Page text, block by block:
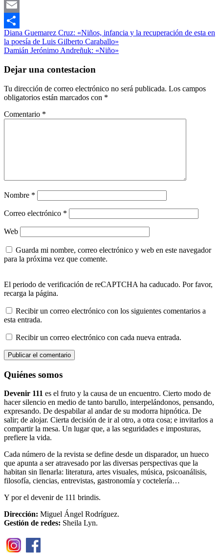
Twitter
Email
Compartir
Literatura
Poesía
Navegación
de
Entrada
anterior:
Diana Guemarez Cruz: «Niños, infancia y la recuperación de esta en
la poesía de Luis Gilberto Caraballo»
Siguiente
Damián Jerónimo Andreñuk: «Niño»
Dejar una contestacion
Tu dirección de correo electrónico no será publicada. Los campos
obligatorios están marcados con *
Comentario *
Nombre *
Correo electrónico *
Web
Guarda mi nombre, correo electrónico y web en este navegador
para la próxima vez que comente.
El periodo de verificación de reCAPTCHA ha caducado. Por favor,
recarga la página.
Recibir un correo electrónico con los siguientes comentarios a
esta entrada.
Recibir un correo electrónico con cada nueva entrada.
Quiénes somos
Devenir 111 es el fruto y la causa de un encuentro. Cierto modo de
hacer silencio en medio de tanto barullo, interpelándonos, pensando,
expresando. De despabilar al andar de su modorra hipnótica. De
salir; de alojar. Cierta decisión de ir al otro, a otra cosa; e invitarlos a
compartir la mesa. Un lugar que, a las seguridades e imposturas,
prefiere la vida.
Cada número de la revista se define desde un disparador, un hueco
que apunta a ser atravesado por las diversas perspectivas que la
habitan sin llenarla: literatura, artes visuales, música, psicoanálisis,
filosofía, ciencias, entrevistas, gastronomía y coctelería…
Y por el devenir de 111 brindis.
Dirección: Miguel Ángel Rodríguez.
Gestión de redes: Sheila Lyn.